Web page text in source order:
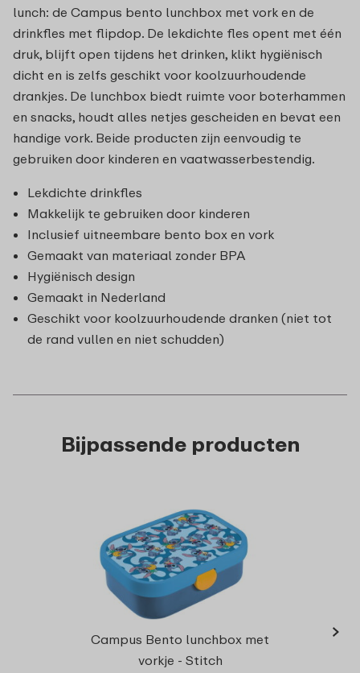
lunch: de Campus bento lunchbox met vork en de
drinkfles met flipdop. De lekdichte fles opent met één
druk, blijft open tijdens het drinken, klikt hygiënisch
dicht en is zelfs geschikt voor koolzuurhoudende
drankjes. De lunchbox biedt ruimte voor boterhammen
en snacks, houdt alles netjes gescheiden en bevat een
handige vork. Beide producten zijn eenvoudig te
gebruiken door kinderen en vaatwasserbestendig.
Lekdichte drinkfles
Makkelijk te gebruiken door kinderen
Inclusief uitneembare bento box en vork
Gemaakt van materiaal zonder BPA
Hygiënisch design
Gemaakt in Nederland
Geschikt voor koolzuurhoudende dranken (niet tot
de rand vullen en niet schudden)
Bijpassende producten
Campus Bento lunchbox met
vorkje - Stitch
›